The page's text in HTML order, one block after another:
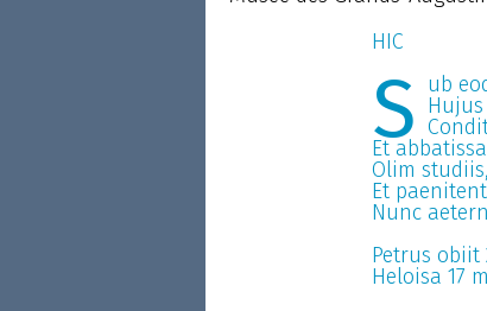
HIC
S ub
Et
Olim
Et
Nunc
Petrus obiit
Heloisa 17